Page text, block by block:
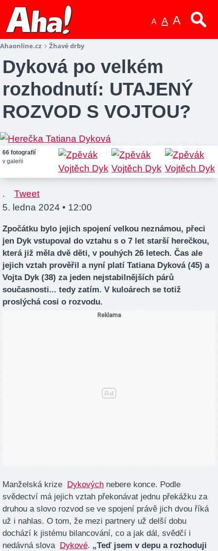
A A A
Ahaonline.cz Žhavé drby
Dyková po velkém
rozhodnutí: UTAJENÝ
ROZVOD S VOJTOU?
66 fotografií
v galerii
.
Tweet
5. ledna 2024 • 12:00
Zpočátku bylo jejich spojení velkou neznámou, přeci
jen Dyk vstupoval do vztahu s o 7 let starší herečkou,
která již měla dvě děti, v pouhých 26 letech. Čas ale
jejich vztah prověřil a nyní platí Tatiana Dyková (45) a
Vojta Dyk (38) za jeden nejstabilnějších párů
současnosti... tedy zatím. V kuloárech se totiž
proslýchá cosi o rozvodu.
Manželská krize Dykových nebere konce. Podle
svědectví má jejich vztah překonávat jednu překážku za
druhou a slovo rozvod se ve spojení právě jich dvou říká
už i nahlas. O tom, že mezi partnery už delší dobu
dochází k jistému bilancování, co a jak dál, svědčí i
nedávná slova
Dykové. „Teď jsem v depu a rozhoduji